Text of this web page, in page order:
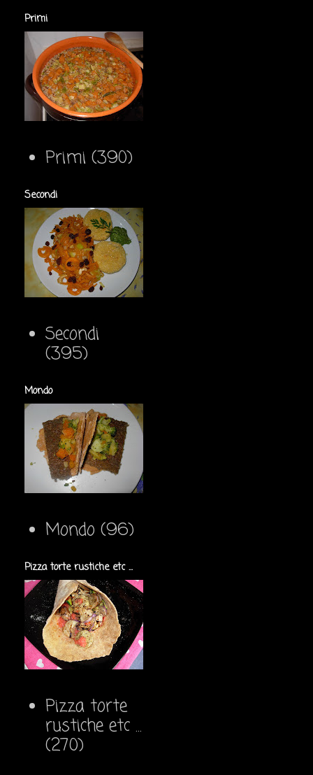
Primi
Primi (390)
Secondi
Secondi
(395)
Mondo
Mondo (96)
Pizza torte rustiche etc ...
Pizza torte
rustiche etc ...
(270)